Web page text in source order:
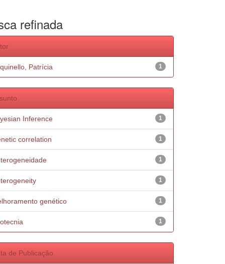
refinada
1
Patrícia
1
Inference
1
correlation
1
1
1
genético
1
de Publicação